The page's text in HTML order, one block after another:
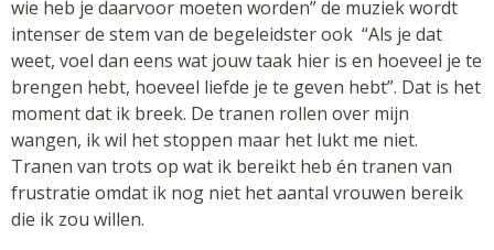
wie heb je daarvoor moeten worden” de muziek wordt
intenser de stem van de begeleidster ook “Als je dat
weet, voel dan eens wat jouw taak hier is en hoeveel je te
brengen hebt, hoeveel liefde je te geven hebt”. Dat is het
moment dat ik breek. De tranen rollen over mijn
wangen, ik wil het stoppen maar het lukt me niet.
Tranen van trots op wat ik bereikt heb én tranen van
frustratie omdat ik nog niet het aantal vrouwen bereik
die ik zou willen.